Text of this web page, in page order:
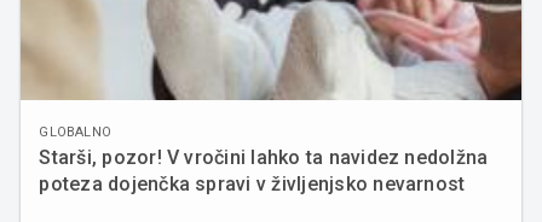
GLOBALNO
Starši, pozor! V vročini lahko ta navidez nedolžna
poteza dojenčka spravi v življenjsko nevarnost